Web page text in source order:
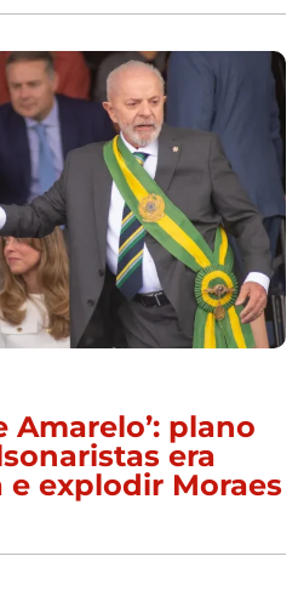
Amarelo’: plano
era
explodir Moraes